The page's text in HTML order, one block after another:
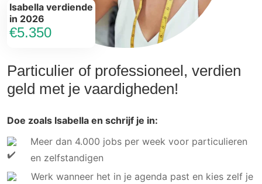
Particulier of professioneel, verdien
geld met je vaardigheden!
Doe zoals Isabella en schrijf je in:
Meer dan 4.000 jobs per week voor particulieren
en zelfstandigen
Werk wanneer het in je agenda past en kies zelf je
Isabella verdiende
in 2026
€5.350